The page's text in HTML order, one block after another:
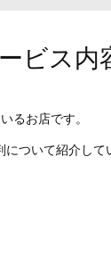
ビス内
るお店です。
ついて紹介して